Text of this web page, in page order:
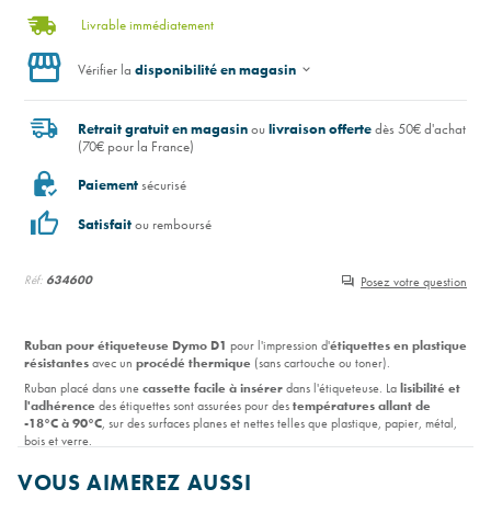
Réf: 634600 Posez votre question
Ruban pour étiqueteuse Dymo D1 pour l'impression d'étiquettes en plastique
résistantesavec un procédé thermique (sans cartouche ou toner).
Ruban placé dans unecassette facile à insérerdans l'étiqueteuse. Lalisibilité et
l'adhérence des étiquettes sont assurées pour destempératures allant de
-18°C à 90°C, sur des surfaces planes et nettes telles que plastique, papier, métal,
bois et verre.
prédécoupé pour une application facile.
Livrable immédiatement
Vérifier la disponibilité en magasin
Retrait gratuit en magasinoulivraison offertedès 50€ d'achat
(70€ pour la France)
Paiementsécurisé
Satisfaitou remboursé
VOUS AIMEREZ AUSSI